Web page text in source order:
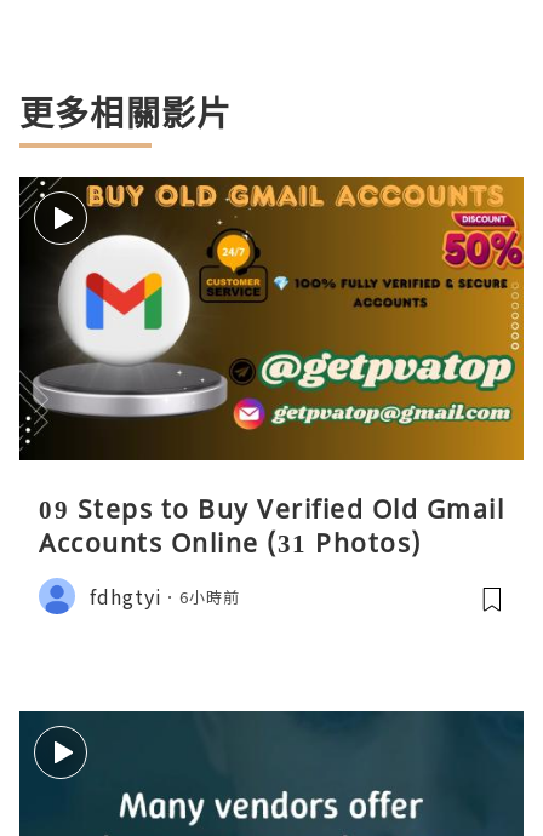
更多相關影片
09 Steps to Buy Verified Old Gmail
Accounts Online (31 Photos)
fdhgtyi 6小時前